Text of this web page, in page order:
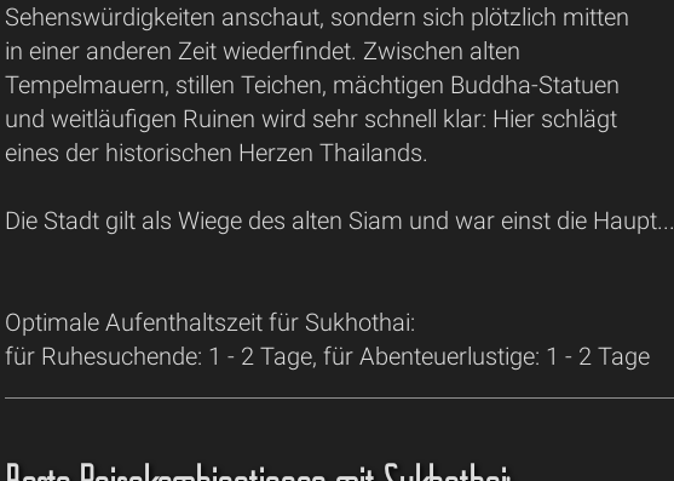
Sehenswürdigkeiten anschaut, sondern sich plötzlich mitten
in einer anderen Zeit wiederfindet. Zwischen alten
Tempelmauern, stillen Teichen, mächtigen Buddha-Statuen
und weitläufigen Ruinen wird sehr schnell klar: Hier schlägt
eines der historischen Herzen Thailands.
Die Stadt gilt als Wiege des alten Siam und war einst die Haupt...
Optimale Aufenthaltszeit für Sukhothai:
für Ruhesuchende: 1 - 2 Tage, für Abenteuerlustige: 1 - 2 Tage